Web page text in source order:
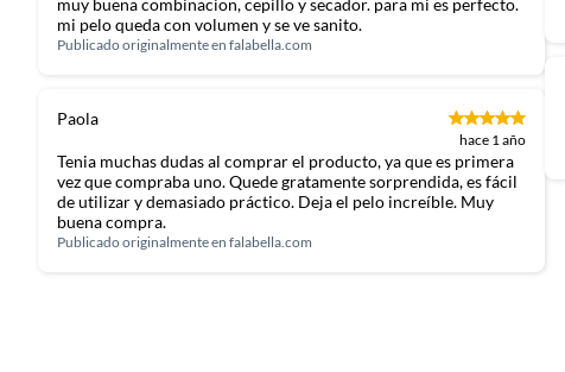
mi pelo queda con volumen y se ve sanito.
Publicado originalmente en falabella.com
Paola
hace 1 año
Tenia muchas dudas al comprar el producto, ya que es primera
vez que compraba uno. Quede gratamente sorprendida, es fácil
de utilizar y demasiado práctico. Deja el pelo increíble. Muy
buena compra.
Publicado originalmente en falabella.com